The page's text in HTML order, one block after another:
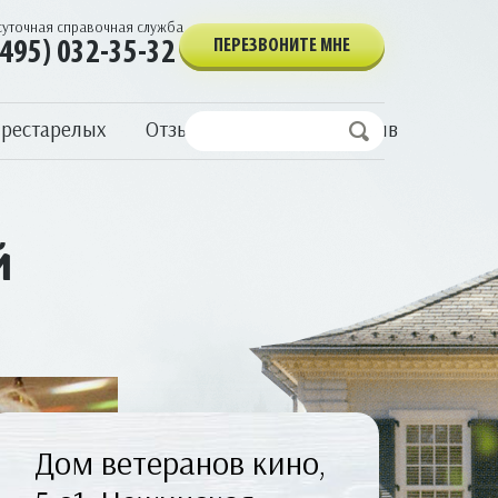
справочная служба
032-35-32 ПЕРЕЗВОНИТЕ МНЕ
Отзывы Написать отзыв
Дом ветеранов кино,